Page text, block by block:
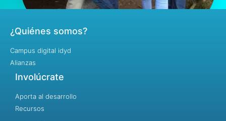
¿Quiénes somos?
Campus digital idyd
Alianzas
Involúcrate
Aporta al desarrollo
Recursos